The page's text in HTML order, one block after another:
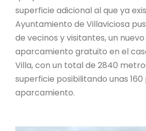
superficie adicional al que ya
Ayuntamiento de Villaviciosa
de vecinos y visitantes, un
aparcamiento gratuito en el
Villa, con un total de 2840
superficie posibilitando unas 160
aparcamiento.